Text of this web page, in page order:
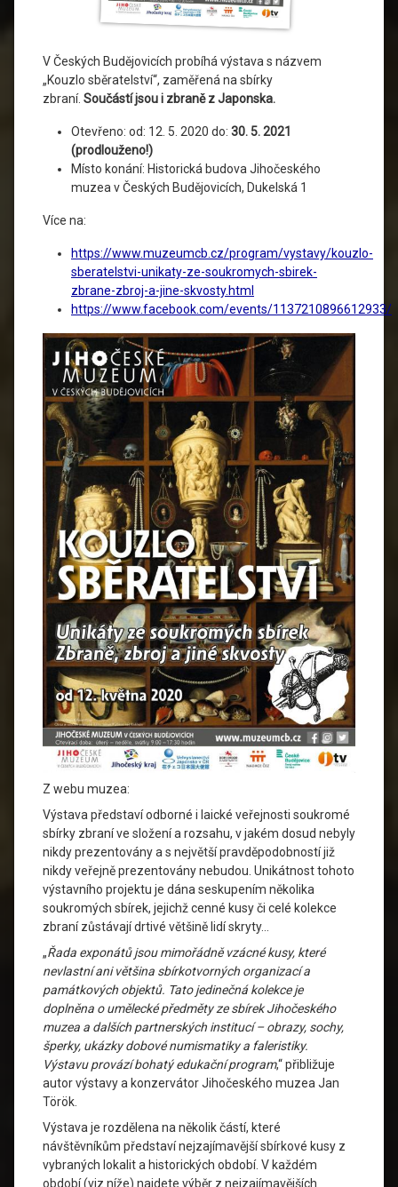
V Českých Budějovicích probíhá výstava s názvem
„Kouzlo sběratelství“, zaměřená na sbírky
zbraní. Součástí jsou i zbraně z Japonska.
Otevřeno: od: 12. 5. 2020 do: 30. 5. 2021
(prodlouženo!)
Místo konání: Historická budova Jihočeského
muzea v Českých Budějovicích, Dukelská 1
Více na:
https://www.muzeumcb.cz/program/vystavy/kouzlo-
sberatelstvi-unikaty-ze-soukromych-sbirek-
zbrane-zbroj-a-jine-skvosty.html
https://www.facebook.com/events/1137210896612933/
Z webu muzea:
Výstava představí odborné i laické veřejnosti soukromé
sbírky zbraní ve složení a rozsahu, v jakém dosud nebyly
nikdy prezentovány a s největší pravděpodobností již
nikdy veřejně prezentovány nebudou. Unikátnost tohoto
výstavního projektu je dána seskupením několika
soukromých sbírek, jejichž cenné kusy či celé kolekce
zbraní zůstávají drtivé většině lidí skryty…
„Řada exponátů jsou mimořádně vzácné kusy, které
nevlastní ani většina sbírkotvorných organizací a
památkových objektů. Tato jedinečná kolekce je
doplněna o umělecké předměty ze sbírek Jihočeského
muzea a dalších partnerských institucí – obrazy, sochy,
šperky, ukázky dobové numismatiky a faleristiky.
Výstavu provází bohatý edukační program,“ přibližuje
autor výstavy a konzervátor Jihočeského muzea Jan
Török.
Výstava je rozdělena na několik částí, které
návštěvníkům představí nejzajímavější sbírkové kusy z
vybraných lokalit a historických období. V každém
období (viz níže) najdete výběr z nejzajímavějších